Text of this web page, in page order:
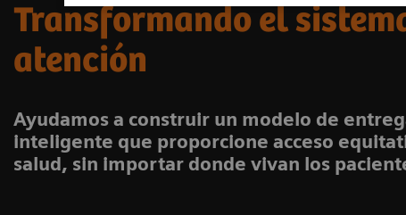
Transformando el
atención
Ayudamos a construir un modelo de
inteligente que proporcione acceso
salud, sin importar donde vivan los